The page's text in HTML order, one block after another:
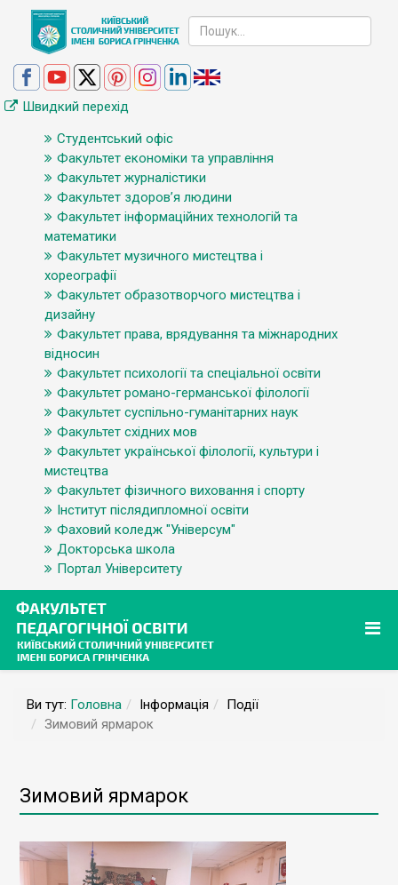
Швидкий перехід
Студентський офіс
Факультет економіки та управління
Факультет журналістики
Факультет здоров’я людини
Факультет інформаційних технологій та
математики
Факультет музичного мистецтва і
хореографії
Факультет образотворчого мистецтва і
дизайну
Факультет права, врядування та міжнародних
відносин
Факультет психології та спеціальної освіти
Факультет романо-германської філології
Факультет суспільно-гуманітарних наук
Факультет східних мов
Факультет української філології, культури і
мистецтва
Факультет фізичного виховання і спорту
Інститут післядипломної освіти
Фаховий коледж "Універсум"
Докторська школа
Портал Університету
Ви тут: Головна Інформація
Події
Зимовий ярмарок
Зимовий ярмарок